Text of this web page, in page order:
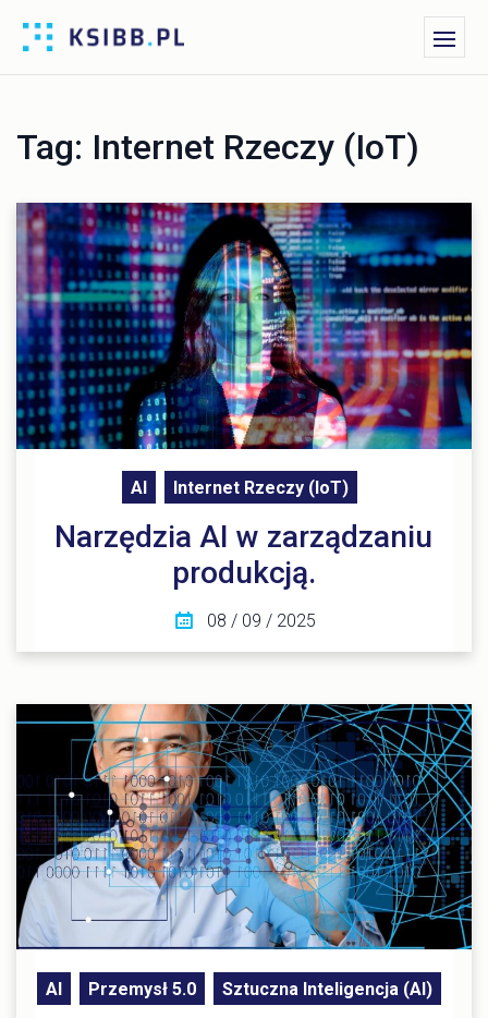
Tag: Internet Rzeczy (IoT)
AI Internet Rzeczy (IoT)
Narzędzia AI w zarządzaniu
produkcją.
08 / 09 / 2025
AI Przemysł 5.0 Sztuczna Inteligencja (AI)